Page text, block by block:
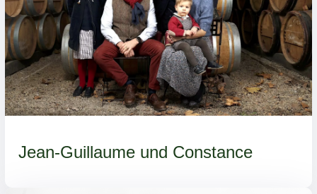
Jean-Guillaume und Constance